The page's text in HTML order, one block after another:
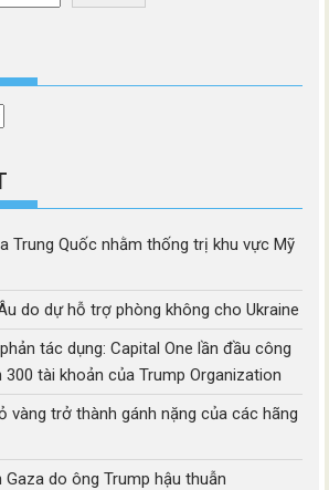
Trung Quốc nhằm thống trị khu vực Mỹ
do dự hỗ trợ phòng không cho Ukraine
tác dụng: Capital One lần đầu công
tài khoản của Trump Organization
vàng trở thành gánh nặng của các hãng
do ông Trump hậu thuẫn